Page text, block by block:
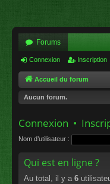
Forums
Connexion Inscription
Accueil du forum
Aucun forum.
Connexion •
Nom d’utilisateur :
Qui est en ligne ?
Au total, il y a 6